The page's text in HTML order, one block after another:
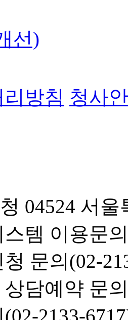
선)
방침 청사
04524 서
템 이용문
문의(02-
담예약 문